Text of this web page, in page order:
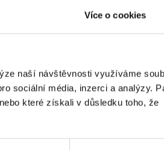
Více o cookies
naší návštěvnosti využíváme
sociální média, inzerci a analýzy.
které získali v důsledku toho, že
propojování baterií se závitem M6.
Kabel je vyroben z dostatečně